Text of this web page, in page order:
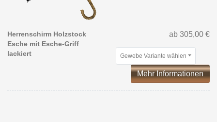
Herrenschirm Holzstock
Esche mit Esche-Griff
lackiert
ab 305,00 €
Gewebe Variante wählen
Mehr Informationen